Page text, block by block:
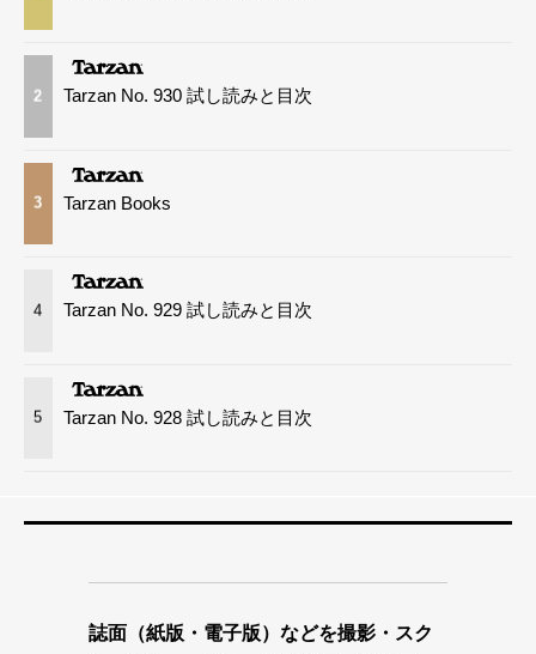
2 Tarzan No. 930 試し読みと目次
3 Tarzan Books
4 Tarzan No. 929 試し読みと目次
5 Tarzan No. 928 試し読みと目次
誌面（紙版・電子版）などを撮影・スク